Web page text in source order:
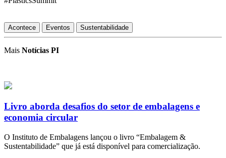
Acontece Eventos Sustentabilidade
Mais Notícias PI
Livro aborda desafios do setor de embalagens e
economia circular
O Instituto de Embalagens lançou o livro “Embalagem &
Sustentabilidade” que já está disponível para comercialização.